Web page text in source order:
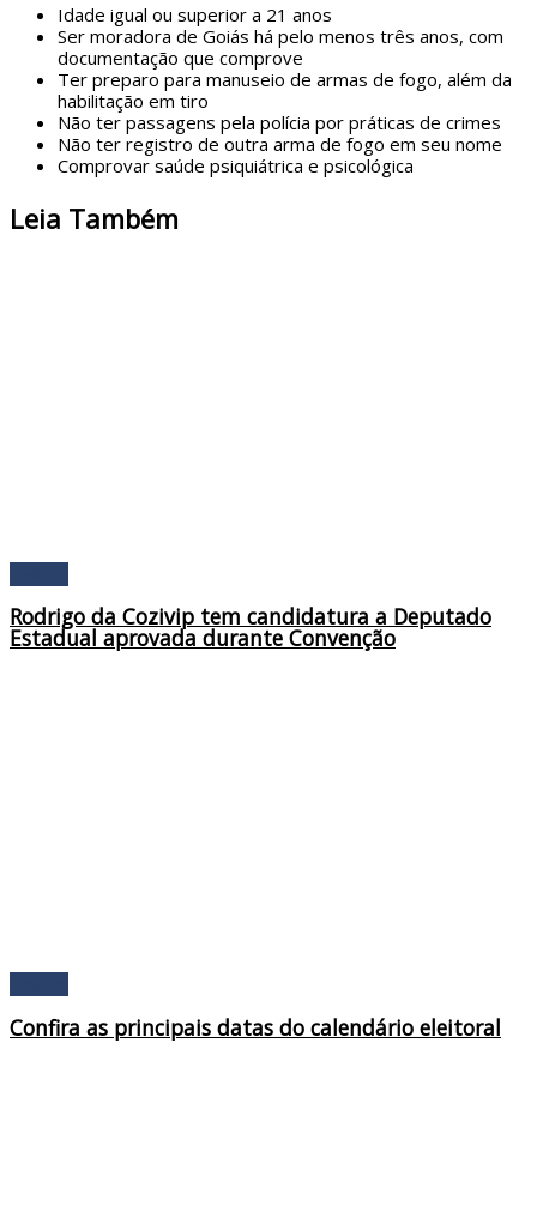
Idade igual ou superior a 21 anos
Ser moradora de Goiás há pelo menos três anos, com
documentação que comprove
Ter preparo para manuseio de armas de fogo, além da
habilitação em tiro
Não ter passagens pela polícia por práticas de crimes
Não ter registro de outra arma de fogo em seu nome
Comprovar saúde psiquiátrica e psicológica
Leia Também
Rodrigo da Cozivip tem candidatura a Deputado
Estadual aprovada durante Convenção
Confira as principais datas do calendário eleitoral